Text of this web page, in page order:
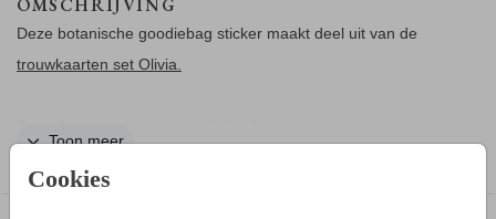
Cookies
OMSCHRIJVING
Deze botanische goodiebag sticker maakt deel uit van de
trouwkaarten set Olivia.
passend bij jullie trouwkaart
Toon meer